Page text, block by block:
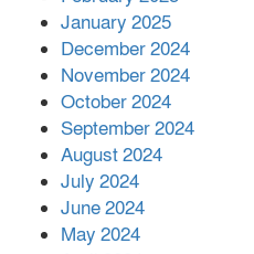
আহত ৪০
January 2025
December 2024
November 2024
October 2024
September 2024
August 2024
July 2024
June 2024
May 2024